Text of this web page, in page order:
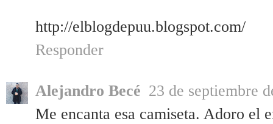
http://elblogdepuu.blogspot.com/
Responder
Alejandro Becé 23 de septiembre
Me encanta esa camiseta. Adoro el